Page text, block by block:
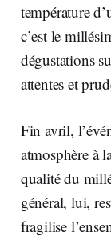
température
c’est le
dégustations
attentes et
Fin avril,
atmosphère à
qualité du
général, lui,
fragilise